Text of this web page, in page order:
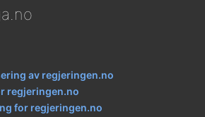
av regjeringen.no
regjeringen.no
for regjeringen.no